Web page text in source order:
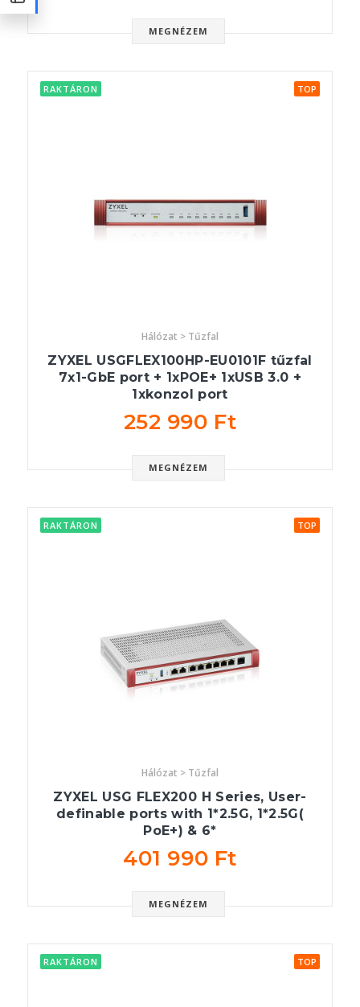
MEGNÉZEM
RAKTÁRON TOP
Hálózat > Tűzfal
ZYXEL USGFLEX100HP-EU0101F tűzfal
7x1-GbE port + 1xPOE+ 1xUSB 3.0 +
1xkonzol port
252 990 Ft
MEGNÉZEM
RAKTÁRON TOP
Hálózat > Tűzfal
ZYXEL USG FLEX200 H Series, User-
definable ports with 1*2.5G, 1*2.5G(
PoE+) & 6*
401 990 Ft
MEGNÉZEM
RAKTÁRON TOP